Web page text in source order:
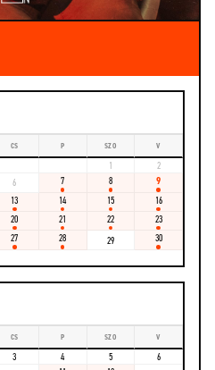
CS P SZO V
1
2
6 7 8
9
13 14 15
16
20 21 22
23
27 28 29
30
CS P SZO V
3 4 5
6